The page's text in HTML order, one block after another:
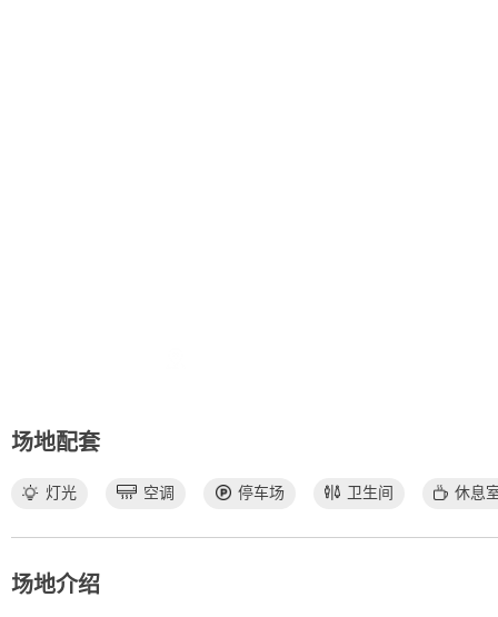
场地配套
灯光 空调 停车场 卫生间 休息
场地介绍